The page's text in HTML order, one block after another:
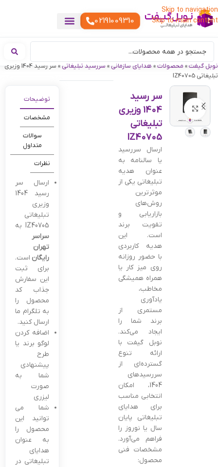
Skip to navigation
Skip to main content
02191009310
نوبل گیفت» محصولات» هدایای سازمانی » سررسید تبلیغاتی »
سر رسید 1404 وزیری
تبلیغاتی IZ40705
بزرگنمایی تصویر
سر رسید
1404 وزیری
تبلیغاتی
IZ40705
ارسال سررسید
یا سالنامه به
عنوان هدیه
تبلیغاتی یکی از
موثرترین
روش‌های
بازاریابی و
تقویت برند
است. این
هدیه کاربردی
با حضور روزانه
روی میز کار یا
همراه همیشگی
مخاطب،
یادآوری
مستمری از
برند شما را
ایجاد می‌کند.
نوبل گیفت با
ارائه تنوع
گسترده‌ای از
سررسیدهای
1404، امکان
انتخابی مناسب
برای هدایای
تبلیغاتی پایان
سال یا نوروز را
فراهم می‌آورد.
مشخصات فنی
محصول:
توضیحات
مشخصات
سوالات
متداول
نظرات
ارسال سر
رسید 1404
وزیری
تبلیغاتی
IZ40705 به
سراسر
تهران
رایگان است.
برای ثبت
این سفارش
جذاب کد
محصول را
به تلگرام ما
ارسال کنید.
اضافه کردن
لوگو برند یا
طرح
پیشنهادی
شما به
صورت
لیزری
شما می
توانید این
محصول را
به عنوان
هدایای
تبلیغاتی در